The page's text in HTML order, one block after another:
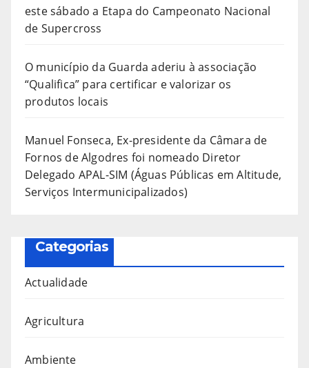
este sábado a Etapa do Campeonato Nacional
de Supercross
O município da Guarda aderiu à associação
“Qualifica” para certificar e valorizar os
produtos locais
Manuel Fonseca, Ex-presidente da Câmara de
Fornos de Algodres foi nomeado Diretor
Delegado APAL-SIM (Águas Públicas em Altitude,
Serviços Intermunicipalizados)
Categorias
Actualidade
Agricultura
Ambiente